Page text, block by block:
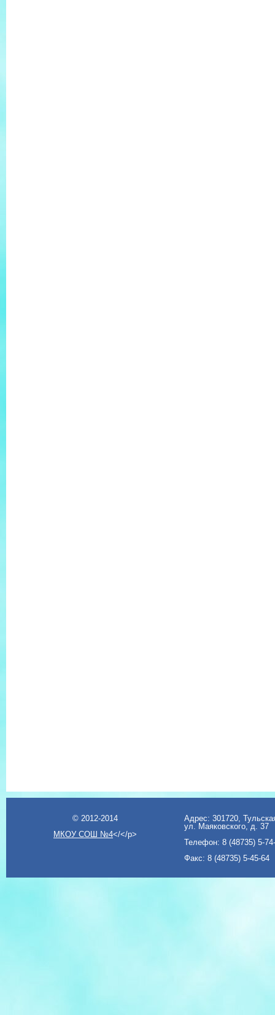
© 2012-2014
МКОУ СОШ №4</</p>
Адрес: 301720,
ул. Маяковского, д. 37
Телефон: 8 (48735) 5-
Факс: 8 (48735) 5-45-64